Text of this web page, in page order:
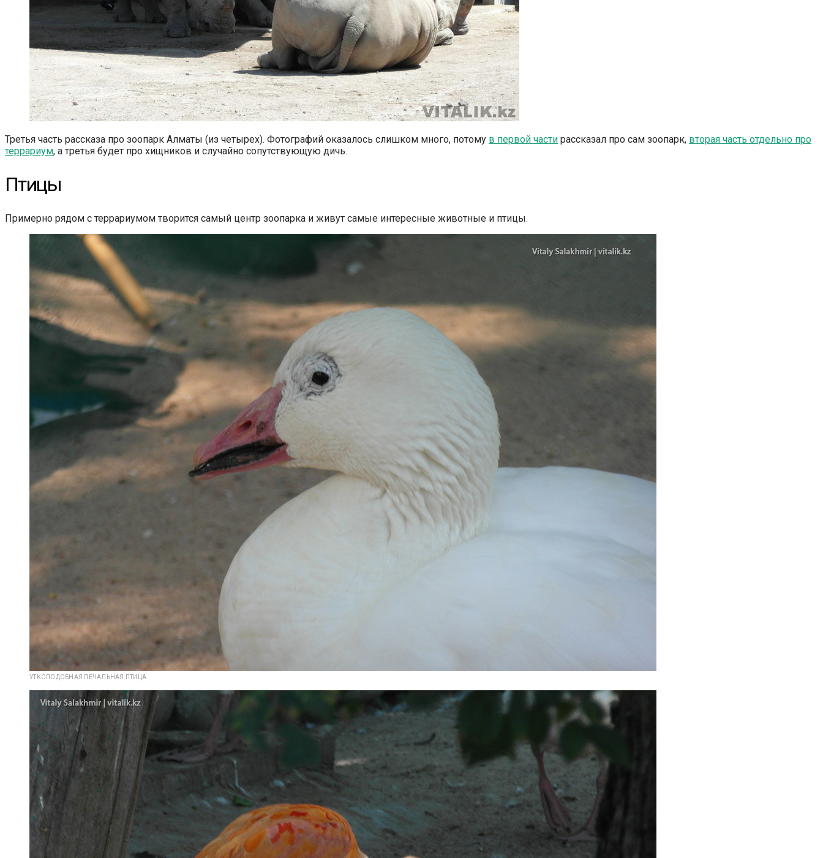
Третья часть рассказа про зоопарк Алматы (из четырех). Фотографий оказалось слишком много, потому в первой части рассказал про сам зоопарк, вторая часть отдельно про
террариум, а третья будет про хищников и случайно сопутствующую дичь.
Птицы
Примерно рядом с террариумом творится самый центр зоопарка и живут самые интересные животные и птицы.
УТКОПОДОБНАЯ ПЕЧАЛЬНАЯ ПТИЦА.